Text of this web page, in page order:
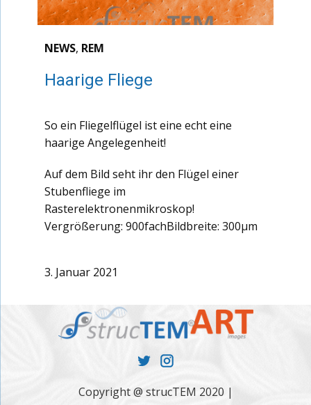
NEWS, REM
Haarige Fliege
So ein Fliegelflügel ist eine echt eine
haarige Angelegenheit!
Auf dem Bild seht ihr den Flügel einer
Stubenfliege im
Rasterelektronenmikroskop!
Vergrößerung: 900fachBildbreite: 300µm
3. Januar 2021
Copyright @ strucTEM 2020 |